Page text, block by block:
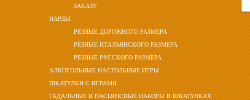
ЗАКАЗУ
НАРДЫ
РЕЗНЫЕ ДОРОЖНОГО РАЗМЕРА
РЕЗНЫЕ ИТАЛЬЯНСКОГО РАЗМЕРА
РЕЗНЫЕ РУССКОГО РАЗМЕРА
АЛКОГОЛЬНЫЕ НАСТОЛЬНЫЕ ИГРЫ
ШКАТУЛКИ С ИГРАМИ
ГАДАЛЬНЫЕ И ПАСЬЯНСНЫЕ НАБОРЫ В ШКАТУЛКАХ